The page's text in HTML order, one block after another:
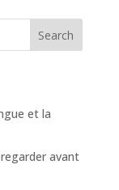
Search
et la
avant